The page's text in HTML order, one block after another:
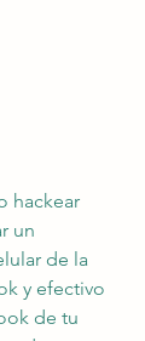
hackear
un
de la
y efectivo
de tu